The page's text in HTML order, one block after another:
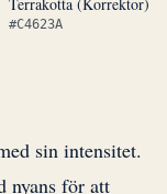
#C4623A
sin intensitet.
nyans för att